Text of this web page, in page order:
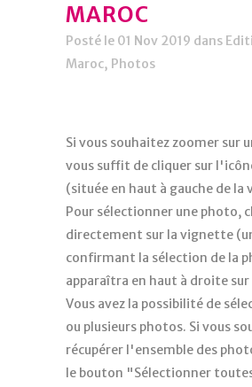
MAROC
Posté le 01 Nov 2019 dans
Maroc, Photos
Si vous souhaitez zoomer sur
vous suffit de cliquer sur
(située en haut à gauche de la
Pour sélectionner une photo,
directement sur la vignette
confirmant la sélection de la
apparaîtra en haut à droite
Vous avez la possibilité de
ou plusieurs photos. Si vous
récupérer l'ensemble des
le bouton "Sélectionner